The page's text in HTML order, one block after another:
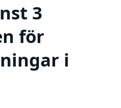
3
för
i